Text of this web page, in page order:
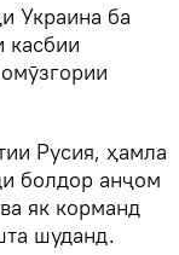
Украина ба
касбии
Русия, ҳамла
болдор анҷом
як корманд
шуданд.